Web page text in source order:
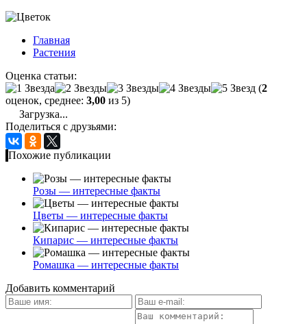
Главная
Растения
Оценка статьи:
(2
оценок, среднее: 3,00 из 5)
Загрузка...
Поделиться с друзьями:
Похожие публикации
Розы — интересные факты
Цветы — интересные факты
Кипарис — интересные факты
Ромашка — интересные факты
Добавить комментарий